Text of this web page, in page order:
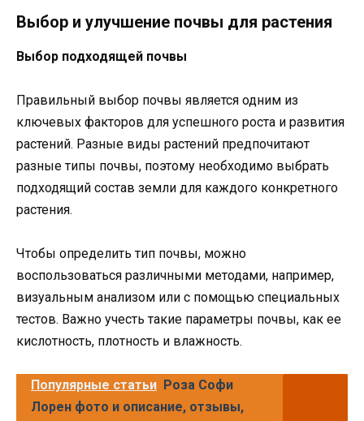
Выбор и улучшение почвы для растения
Выбор подходящей почвы
Правильный выбор почвы является одним из
ключевых факторов для успешного роста и развития
растений. Разные виды растений предпочитают
разные типы почвы, поэтому необходимо выбрать
подходящий состав земли для каждого конкретного
растения.
Чтобы определить тип почвы, можно
воспользоваться различными методами, например,
визуальным анализом или с помощью специальных
тестов. Важно учесть такие параметры почвы, как ее
кислотность, плотность и влажность.
Популярные статьи Роза Софи
Лорен фото и описание, отзывы,